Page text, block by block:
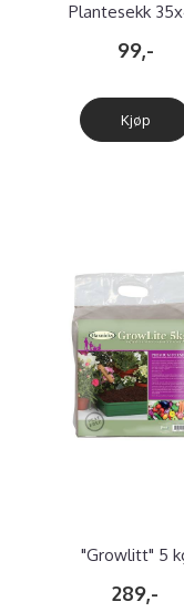
Plantesekk
99,-
Kjøp
"Growlitt" 5
kompostjord av
289,-